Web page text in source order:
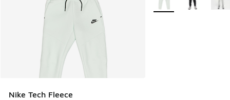
Nike Tech Fleece